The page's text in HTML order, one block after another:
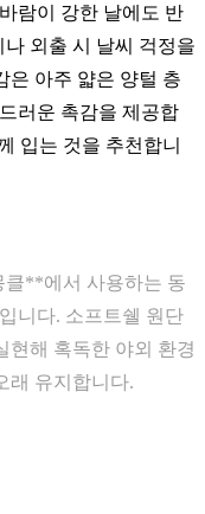
람이 강한 날에도 반
외출 시 날씨 걱정을
은 아주 얇은 양털 층
러운 촉감을 제공합
입는 것을 추천합니
**에서 사용하는 동
니다. 소프트쉘 원단
현해 혹독한 야외 환경
래 유지합니다.